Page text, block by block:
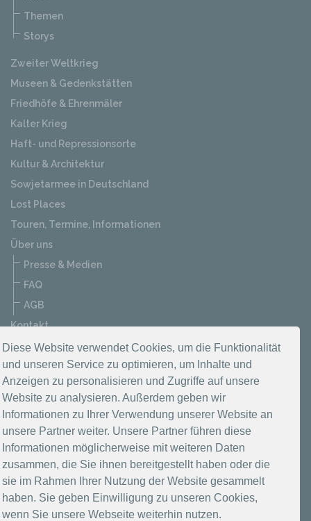
Diese Website verwendet Cookies, um die Funktionalität
und unseren Service zu optimieren, um Inhalte und
Anzeigen zu personalisieren und Zugriffe auf unsere
Website zu analysieren. Außerdem geben wir
Informationen zu Ihrer Verwendung unserer Website an
unsere Partner weiter. Unsere Partner führen diese
Informationen möglicherweise mit weiteren Daten
zusammen, die Sie ihnen bereitgestellt haben oder die
sie im Rahmen Ihrer Nutzung der Website gesammelt
haben. Sie geben Einwilligung zu unseren Cookies,
wenn Sie unsere Webseite weiterhin nutzen.
Themen
Storys
Zweiter Weltkrieg
Museen & Gedenkstätten
Friedhöfe & Ehrenmäler
Kalter Krieg
Haft- und Repressionsorte
Kultur & Architektur
Sowjetarmee in Deutschland
Lost Places
Touren, Termine, Informationen
Über uns
Presse & Medien
FAQ
AGB
Kontakt
Datenschutzerklärung
Impressum